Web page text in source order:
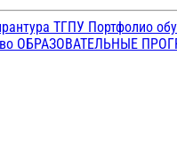
ТГПУ Портфолио
ОБРАЗОВАТЕЛЬНЫЕ